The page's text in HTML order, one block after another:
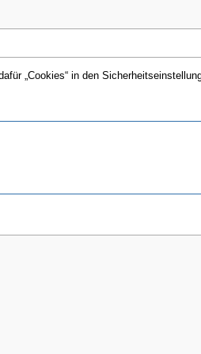
„Cookies“ in den